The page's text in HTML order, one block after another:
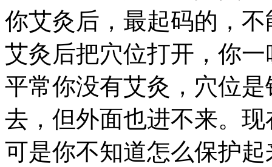
你艾灸后，最起码的，
艾灸后把穴位打开，你
平常你没有艾灸，穴位
去，但外面也进不来。
可是你不知道怎么保护